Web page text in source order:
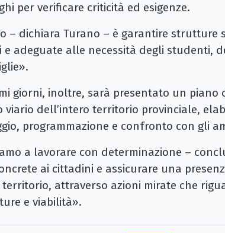
per verificare criticità ed esigenze.
– dichiara Turano – è garantire strutture
adeguate alle necessità degli studenti,
giorni, inoltre, sarà presentato un piano
viario dell’intero territorio provinciale,
programmazione e confronto con gli
a lavorare con determinazione –
ai cittadini e assicurare una
attraverso azioni mirate che
e viabilità».